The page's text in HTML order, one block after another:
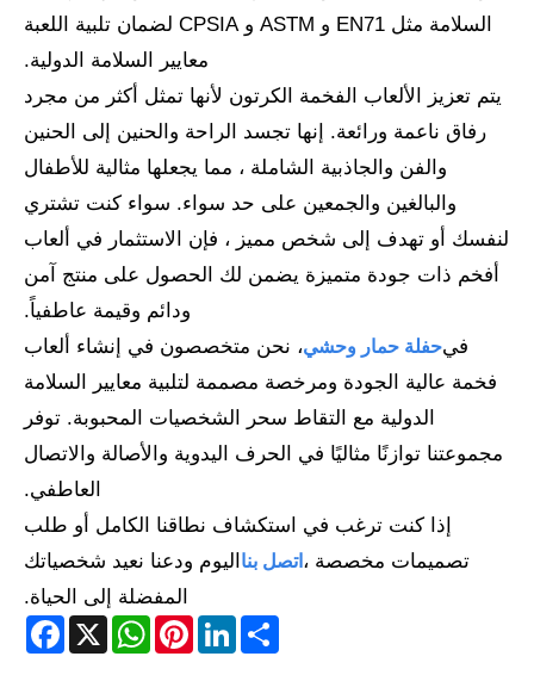
السلامة مثل EN71 و ASTM و CPSIA لضمان تلبية اللعبة
معايير السلامة الدولية.
يتم تعزيز الألعاب الفخمة الكرتون لأنها تمثل أكثر من مجرد
رفاق ناعمة ورائعة. إنها تجسد الراحة والحنين إلى الحنين
والفن والجاذبية الشاملة ، مما يجعلها مثالية للأطفال
والبالغين والجمعين على حد سواء. سواء كنت تشتري
لنفسك أو تهدف إلى شخص مميز ، فإن الاستثمار في ألعاب
أفخم ذات جودة متميزة يضمن لك الحصول على منتج آمن
ودائم وقيمة عاطفياً.
فيحفلة حمار وحشي، نحن متخصصون في إنشاء ألعاب
فخمة عالية الجودة ومرخصة مصممة لتلبية معايير السلامة
الدولية مع التقاط سحر الشخصيات المحبوبة. توفر
مجموعتنا توازنًا مثاليًا في الحرف اليدوية والأصالة والاتصال
العاطفي.
إذا كنت ترغب في استكشاف نطاقنا الكامل أو طلب
تصميمات مخصصة ، اتصل بنا اليوم ودعنا نعيد شخصياتك
المفضلة إلى الحياة.
X
WhatsAppPinterestLinkedInShare